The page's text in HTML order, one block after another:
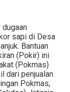
sapi di Desa
Bantuan
(Pokir) ini
(Pokmas)
dari penjualan
Pokmas,